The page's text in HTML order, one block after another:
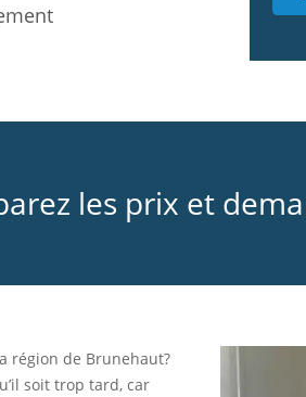
les prix et
région de Brunehaut?
soit trop tard, car